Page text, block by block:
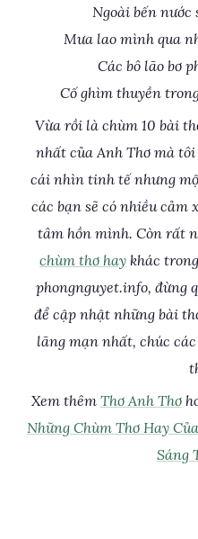
Ngoài bến nước
Mưa lao mình qua
Các bô lão bơ
Cố ghìm thuyền
Vừa rồi là chùm 10 bài
nhất của Anh Thơ mà
cái nhìn tinh tế nhưng
các bạn sẽ có nhiều cảm
tâm hồn mình. Còn rất
chùm thơ hay khác
phongnguyet.info, đừng
để cập nhật những bài
lãng mạn nhất, chúc
Xem thêm Thơ Anh Thơ
Những Chùm Thơ Hay
Sáng